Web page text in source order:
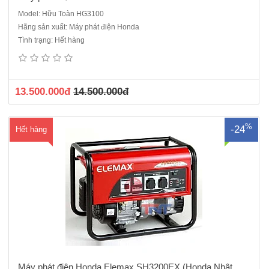
Model: Hữu Toàn HG3100
Hãng sản xuất: Máy phát điện Honda
Tình trạng: Hết hàng
13.500.000đ 14.500.000đ
Hết hàng -24%
Máy phát điện ELEMAX SH3200EXĐộng cơ Honda GX160Vòng tua
suất liên tục (kVA): 2.2 KVACông suất dự phòng (kVA): 2.6 KVAĐiện áp
Máy phát điện Honda Elemax SH3200EX (Honda Nhật